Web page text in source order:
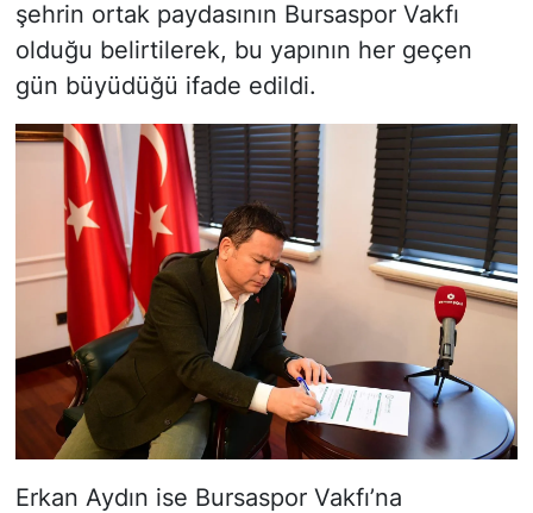
şehrin ortak paydasının Bursaspor Vakfı
olduğu belirtilerek, bu yapının her geçen
gün büyüdüğü ifade edildi.
Erkan Aydın ise Bursaspor Vakfı’na